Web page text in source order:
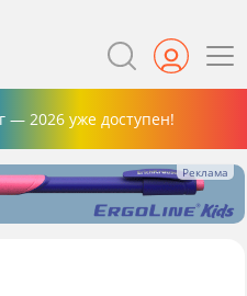
— 2026 уже доступен!